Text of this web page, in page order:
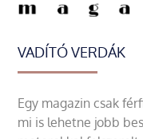
VADÍTÓ VERDÁK
Egy magazin csak
mi is lehetne jobb